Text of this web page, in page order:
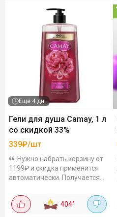
Ещё 4 дн.
Гели для душа Camay, 1 л
со скидкой 33%
339₽/шт
Нужно набрать корзину от
1199₽ и скидка применится
автоматически. Получается
акцииПродлится до 12
августа.
404°